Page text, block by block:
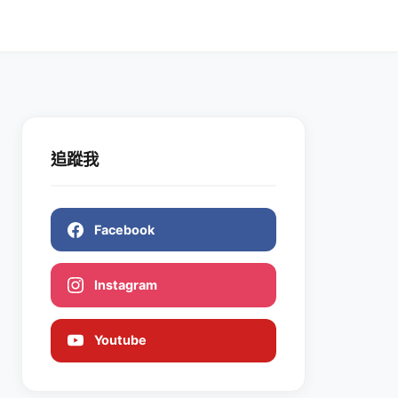
追蹤我
Facebook
Instagram
Youtube